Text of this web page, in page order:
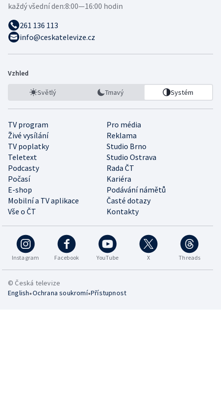
každý všední den:8:00—16:00 hodin
261 136 113
info@ceskatelevize.cz
Vzhled
Světlý Tmavý Systém
TV program
Pro média
Živé vysílání
Reklama
TV poplatky
Studio Brno
Teletext
Studio Ostrava
Podcasty
Rada ČT
Počasí
Kariéra
E-shop
Podávání námětů
Mobilní a TV aplikace
Časté dotazy
Vše o ČT
Kontakty
Instagram Facebook YouTube X Threads
© Česká televize
English•Ochrana soukromí•Přístupnost